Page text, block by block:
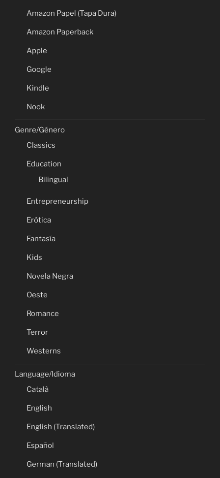
Amazon Papel (Tapa Dura)
Amazon Paperback
Apple
Google
Kindle
Nook
Genre/Género
Classics
Education
Bilingual
Entrepreneurship
Erótica
Fantasía
Kids
Novela Negra
Oeste
Romance
Terror
Westerns
Language/Idioma
Català
English
English (Translated)
Español
German (Translated)